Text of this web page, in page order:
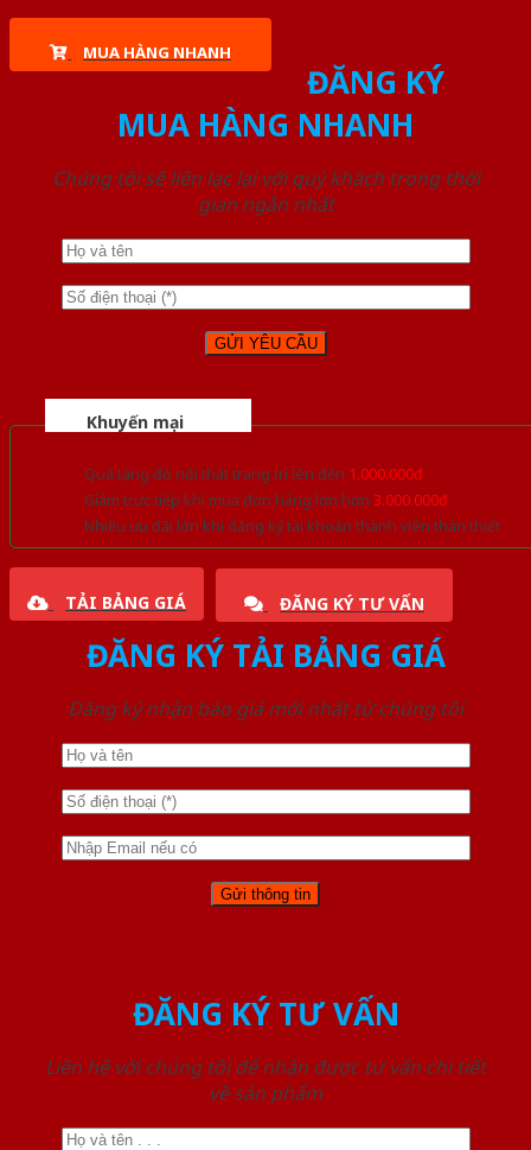
MUA HÀNG NHANH
ĐĂNG KÝ
MUA HÀNG NHANH
Chúng tôi sẽ liên lạc lại với quý khách trong thời
gian ngắn nhất
Khuyến mại
Quà tặng đồ nội thất trang trí lên đến 1.000.000đ
Giảm trực tiếp khi mua đơn hàng lớn hơn 3.000.000đ
Nhiều ưu đãi lớn khi đăng ký tài khoản thành viên thân thiết
TẢI BẢNG GIÁ ĐĂNG KÝ TƯ VẤN
ĐĂNG KÝ TẢI BẢNG GIÁ
Đăng ký nhận báo giá mới nhất từ chúng tôi
ĐĂNG KÝ TƯ VẤN
Liên hệ với chúng tôi để nhận được tư vấn chi tiết
về sản phẩm